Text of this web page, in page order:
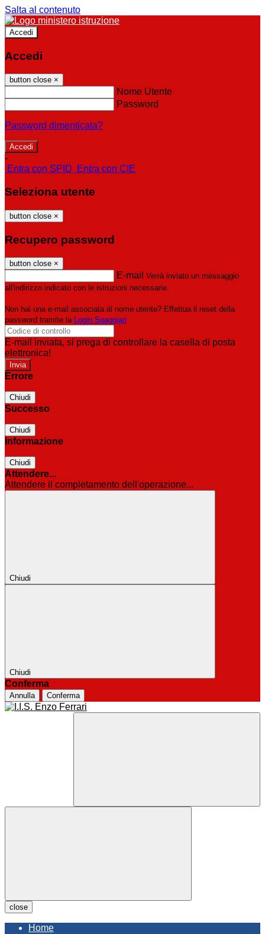
Salta al contenuto
Accedi
Accedi
button close ×
Nome Utente
Password
Password dimenticata?
-
Entra con SPID
Entra con CIE
Seleziona utente
button close ×
Recupero password
button close ×
E-mail Verrà inviato un messaggio
all'indirizzo indicato con le istruzioni necessarie.
Non hai una e-mail associata al nome utente? Effettua il reset della
password tramite la Login Spaggiari
E-mail inviata, si prega di controllare la casella di posta
elettronica!
Errore
Chiudi
Successo
Chiudi
Informazione
Chiudi
Attendere...
Attendere il completamento dell'operazione...
Chiudi
Chiudi
Conferma
Annulla Conferma
close
Home